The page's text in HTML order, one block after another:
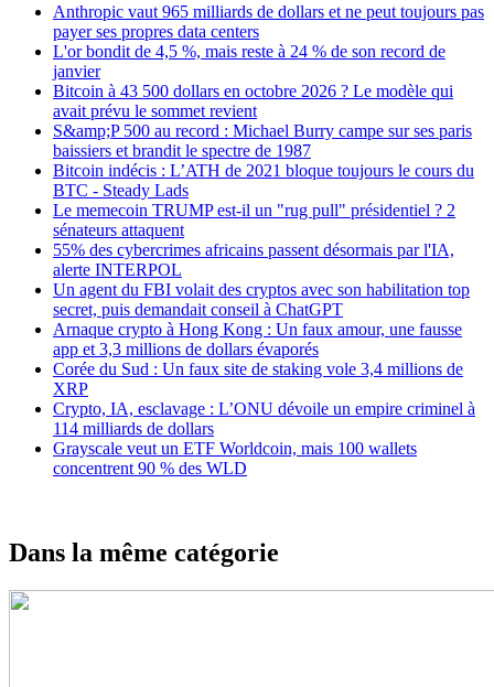
Anthropic vaut 965 milliards de dollars et ne peut toujours pas
payer ses propres data centers
L'or bondit de 4,5 %, mais reste à 24 % de son record de
janvier
Bitcoin à 43 500 dollars en octobre 2026 ? Le modèle qui
avait prévu le sommet revient
S&amp;P 500 au record : Michael Burry campe sur ses paris
baissiers et brandit le spectre de 1987
Bitcoin indécis : L’ATH de 2021 bloque toujours le cours du
BTC - Steady Lads
Le memecoin TRUMP est-il un "rug pull" présidentiel ? 2
sénateurs attaquent
55% des cybercrimes africains passent désormais par l'IA,
alerte INTERPOL
Un agent du FBI volait des cryptos avec son habilitation top
secret, puis demandait conseil à ChatGPT
Arnaque crypto à Hong Kong : Un faux amour, une fausse
app et 3,3 millions de dollars évaporés
Corée du Sud : Un faux site de staking vole 3,4 millions de
XRP
Crypto, IA, esclavage : L’ONU dévoile un empire criminel à
114 milliards de dollars
Grayscale veut un ETF Worldcoin, mais 100 wallets
concentrent 90 % des WLD
Dans la même catégorie